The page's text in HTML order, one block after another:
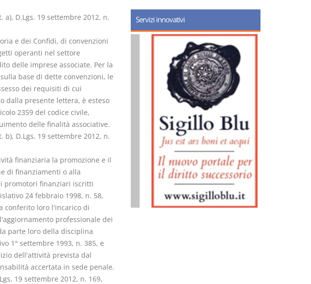
a), D.Lgs. 19 settembre 2012, n.
e dei Confidi, di convenzioni
operanti nel settore
delle imprese associate. Per la
base di dette convenzioni, le
dei requisiti di cui
dalla presente lettera, è esteso
2359 del codice civile,
delle finalità associative.
b), D.Lgs. 19 settembre 2012, n.
finanziaria la promozione e il
di finanziamenti o alla
promotori finanziari iscritti
24 febbraio 1998, n. 58,
conferito loro l'incarico di
professionale dei
parte loro della disciplina
1° settembre 1993, n. 385, e
dell'attività prevista dal
accertata in sede penale.
19 settembre 2012, n. 169,
Servizi innovativi